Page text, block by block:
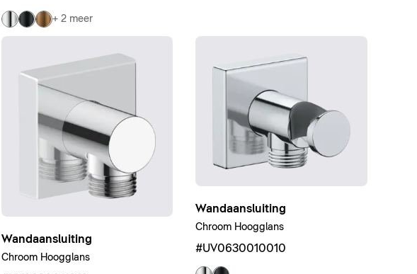
+ 2 meer
Wandaansluiting
Chroom Hoogglans
Wandaansluiting
Chroom Hoogglans
#UV0630010010